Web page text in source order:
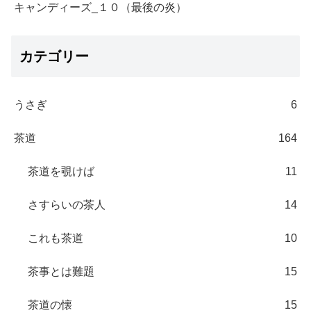
キャンディーズ_１０（最後の炎）
カテゴリー
うさぎ 6
茶道 164
茶道を覗けば 11
さすらいの茶人 14
これも茶道 10
茶事とは難題 15
茶道の懐 15